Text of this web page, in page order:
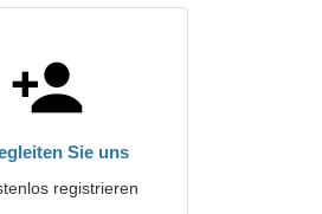
Sie uns
registrieren